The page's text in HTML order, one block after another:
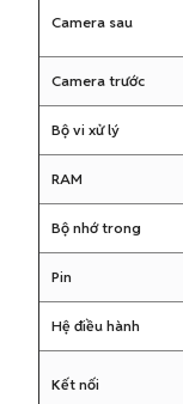
Camera sau
Camera trước
Bộ vi xử lý
RAM
Bộ nhớ trong
Pin
Hệ điều hành
Kết nối